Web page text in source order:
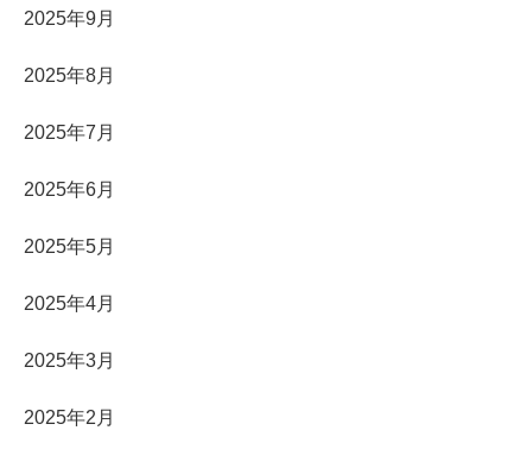
2025年9月
2025年8月
2025年7月
2025年6月
2025年5月
2025年4月
2025年3月
2025年2月